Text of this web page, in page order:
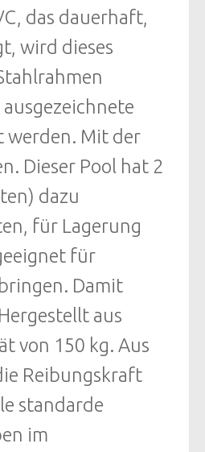
das dauerhaft,
wird dieses
werden. Mit der
Dieser Pool hat 2
dazu
für Lagerung
für
Damit
aus
von 150 kg. Aus
Reibungskraft
standarde
im